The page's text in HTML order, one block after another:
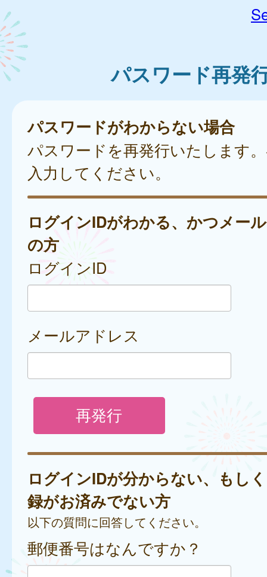
パスワード再発
パスワードがわからない場合
パスワードを再発行いたします
入力してください。
ログインIDがわかる、かつメー
の方
ログインID
メールアドレス
ログインIDが分からない、もし
録がお済みでない方
以下の質問に回答してください。
郵便番号はなんですか？